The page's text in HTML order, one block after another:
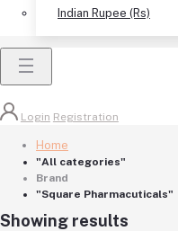
Indian Rupee (Rs)
Login Registration
Home
"All categories"
Brand
"Square Pharmacuticals"
Showing results